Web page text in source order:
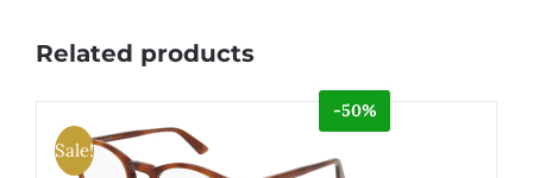
Related products
Sale!
-50%